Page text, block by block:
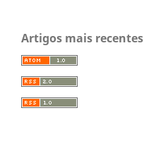
Artigos mais recentes